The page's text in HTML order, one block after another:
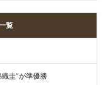
覧
圭”が準優勝